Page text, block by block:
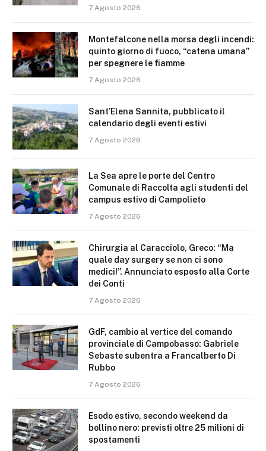
7 Agosto 2026
Montefalcone nella morsa degli incendi:
quinto giorno di fuoco, “catena umana”
per spegnere le fiamme
7 Agosto 2026
Sant’Elena Sannita, pubblicato il
calendario degli eventi estivi
7 Agosto 2026
La Sea apre le porte del Centro
Comunale di Raccolta agli studenti del
campus estivo di Campolieto
7 Agosto 2026
Chirurgia al Caracciolo, Greco: “Ma
quale day surgery se non ci sono
medici!”. Annunciato esposto alla Corte
dei Conti
7 Agosto 2026
GdF, cambio al vertice del comando
provinciale di Campobasso: Gabriele
Sebaste subentra a Francalberto Di
Rubbo
7 Agosto 2026
Esodo estivo, secondo weekend da
bollino nero: previsti oltre 25 milioni di
spostamenti